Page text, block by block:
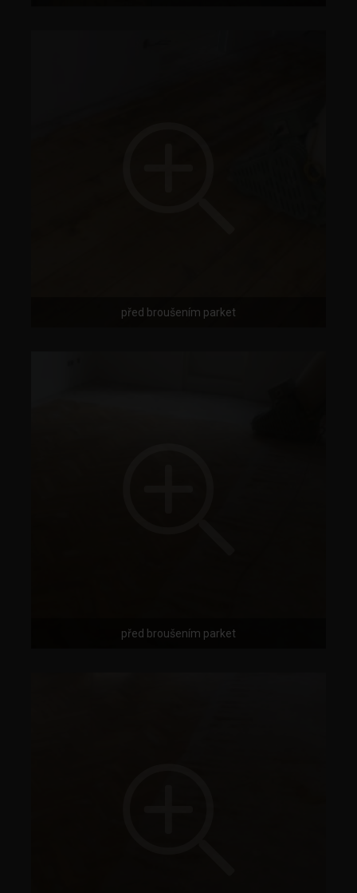
před broušením parket
před broušením parket